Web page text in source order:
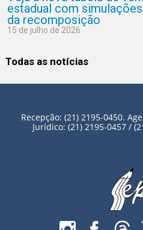
estadual com
da recomposição
15 de julho de 2026
Todas as notícias
Recepção: (21) 2195-0450.
Jurídico: (21) 2195-0457 /